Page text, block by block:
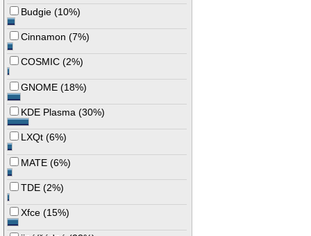
Budgie (10%)
Cinnamon (7%)
COSMIC (2%)
GNOME (18%)
KDE Plasma (30%)
LXQt (6%)
MATE (6%)
TDE (2%)
Xfce (15%)